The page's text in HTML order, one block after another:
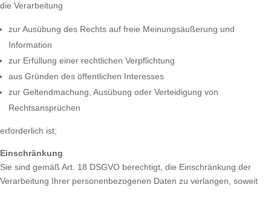
die Verarbeitung
zur Ausübung des Rechts auf freie Meinungsäußerung und
Information
zur Erfüllung einer rechtlichen Verpflichtung
aus Gründen des öffentlichen Interesses
zur Geltendmachung, Ausübung oder Verteidigung von
Rechtsansprüchen
erforderlich ist;
Einschränkung
Sie sind gemäß Art. 18 DSGVO berechtigt, die Einschränkung der
Verarbeitung Ihrer personenbezogenen Daten zu verlangen, soweit